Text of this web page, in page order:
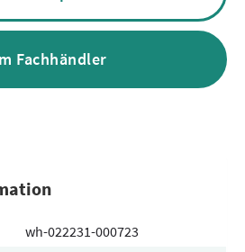
Fachhändler
wh-022231-000723